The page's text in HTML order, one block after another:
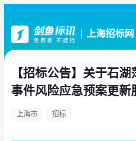
上海招标网
【招标公告】关于石
事件风险应急预案更新
上海市 招标